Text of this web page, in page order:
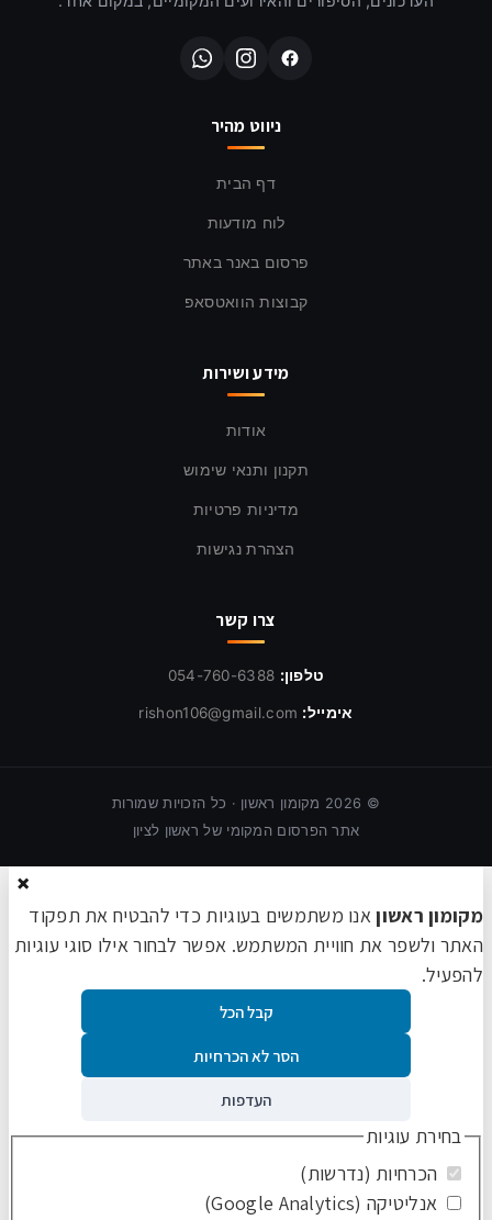
ניווט מהיר
דף הבית
לוח מודעות
פרסום באנר באתר
קבוצות הוואטסאפ
מידע ושירות
אודות
תקנון ותנאי שימוש
מדיניות פרטיות
הצהרת נגישות
צרו קשר
טלפון: 054-760-6388
אימייל: rishon106@gmail.com
©
2026 מקומון ראשון · כל הזכויות שמורות
אתר הפרסום המקומי של ראשון לציון
×
מקומון ראשוןאנו משתמשים בעוגיות כדי להבטיח את תפקוד
האתר ולשפר את חוויית המשתמש. אפשר לבחור אילו סוגי עוגיות
להפעיל.
קבל הכל
הסר לא הכרחיות
העדפות
בחירת עוגיות
הכרחיות (נדרשות)
אנליטיקה (Google Analytics)